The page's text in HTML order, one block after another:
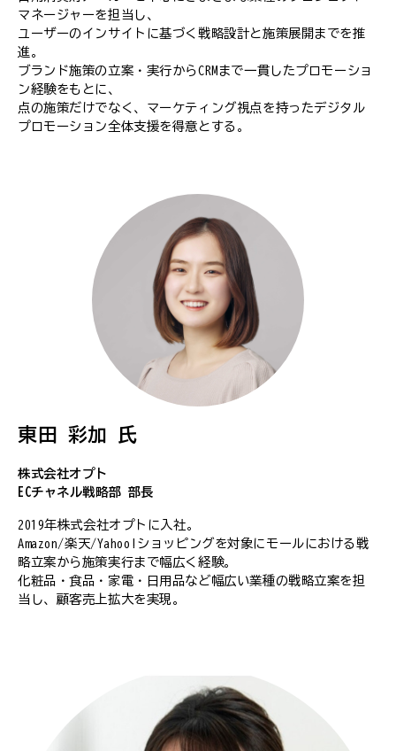
マネージャーを担当し、
ユーザーのインサイトに基づく戦略設計と施策展開までを推
進。
ブランド施策の立案・実行からCRMまで一貫したプロモーショ
ン経験をもとに、
点の施策だけでなく、マーケティング視点を持ったデジタル
プロモーション全体支援を得意とする。
東田 彩加 氏
株式会社オプト
ECチャネル戦略部 部長
2019年株式会社オプトに入社。
Amazon/楽天/Yahoo!ショッピングを対象にモールにおける戦
略立案から施策実行まで幅広く経験。
化粧品・食品・家電・日用品など幅広い業種の戦略立案を担
当し、顧客売上拡大を実現。